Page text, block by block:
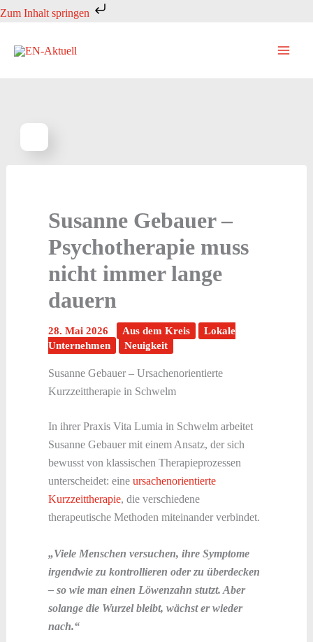
Zum Inhalt springen
Zum
springen
Susanne Gebauer –
Psychotherapie muss
nicht immer lange
dauern
28. Mai 2026 Aus dem Kreis
Lokale
Unternehmen
Neuigkeit
Susanne Gebauer – Ursachenorientierte
Kurzzeittherapie in Schwelm
In ihrer Praxis Vita Lumia in Schwelm arbeitet
Susanne Gebauer mit einem Ansatz, der sich
bewusst von klassischen Therapieprozessen
unterscheidet: eine ursachenorientierte
Kurzzeittherapie, die verschiedene
therapeutische Methoden miteinander verbindet.
„Viele Menschen versuchen, ihre Symptome
irgendwie zu kontrollieren oder zu überdecken
– so wie man einen Löwenzahn stutzt. Aber
solange die Wurzel bleibt, wächst er wieder
nach.“